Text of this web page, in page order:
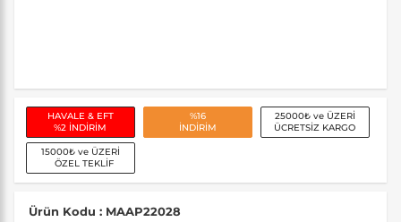
HAVALE & EFT
%2 İNDİRİM
%16
İNDİRİM
25000₺ ve ÜZERİ
ÜCRETSİZ KARGO
15000₺ ve ÜZERİ
ÖZEL TEKLİF
Ürün Kodu : MAAP22028